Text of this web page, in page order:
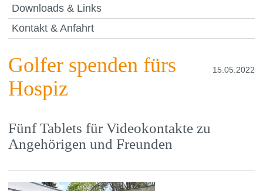
Downloads & Links
Kontakt & Anfahrt
15.05.2022
Golfer spenden fürs
Hospiz
Fünf Tablets für Videokontakte zu
Angehörigen und Freunden